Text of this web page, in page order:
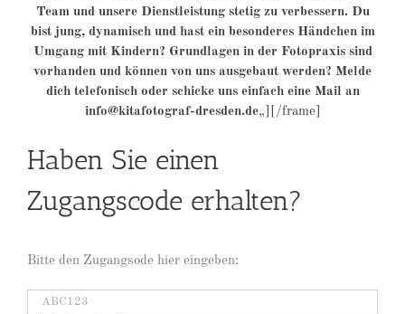
Team und unsere Dienstleistung stetig zu verbessern. Du
bist jung, dynamisch und hast ein besonderes Händchen im
Umgang mit Kindern? Grundlagen in der Fotopraxis sind
vorhanden und können von uns ausgebaut werden? Melde
dich telefonisch oder schicke uns einfach eine Mail an
info@kitafotograf-dresden.de„][/frame]
Haben Sie einen
Zugangscode erhalten?
Bitte den Zugangsode hier eingeben: